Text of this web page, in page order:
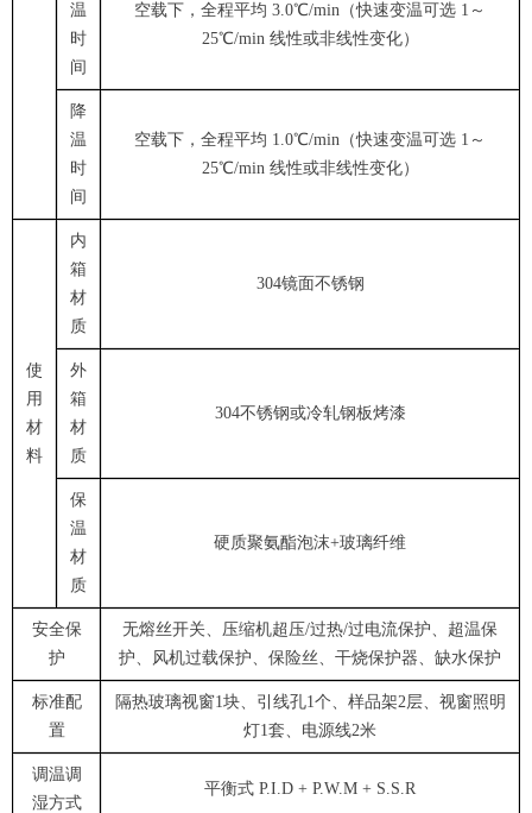
温
时
间
空载下，全程平均 3.0℃/min（快速变温可选 1～
25℃/min 线性或非线性变化）
降
温
时
间
空载下，全程平均 1.0℃/min（快速变温可选 1～
25℃/min 线性或非线性变化）
使
用
材
料
内
箱
材
质
304镜面不锈钢
外
箱
材
质
304不锈钢或冷轧钢板烤漆
保
温
材
质
硬质聚氨酯泡沫+玻璃纤维
安全保
护
无熔丝开关、压缩机超压/过热/过电流保护、超温保
护、风机过载保护、保险丝、干烧保护器、缺水保护
标准配
置
隔热玻璃视窗1块、引线孔1个、样品架2层、视窗照明
灯1套、电源线2米
调温调
湿方式
平衡式 P.I.D + P.W.M + S.S.R